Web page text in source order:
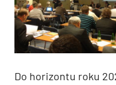
Do horizontu roku